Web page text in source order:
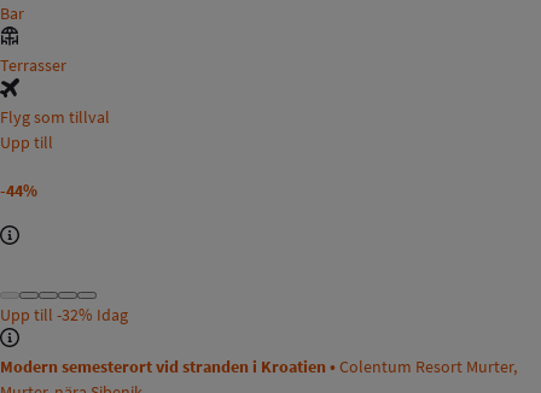
Bar
Terrasser
Flyg som tillval
Upp till
-44%
Upp till -32% Idag
Modern semesterort vid stranden i Kroatien • Colentum Resort Murter,